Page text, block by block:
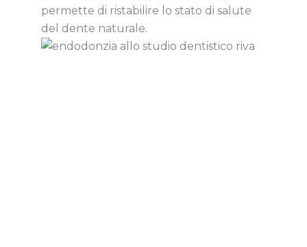
permette di ristabilire lo stato di salute
del dente naturale.